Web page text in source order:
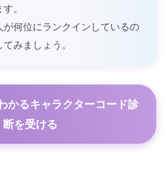
。
が何位にランクインしているの
みましょう。
かるキャラクターコード診
断を受ける